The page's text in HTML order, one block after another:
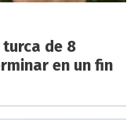
de 8
en un fin